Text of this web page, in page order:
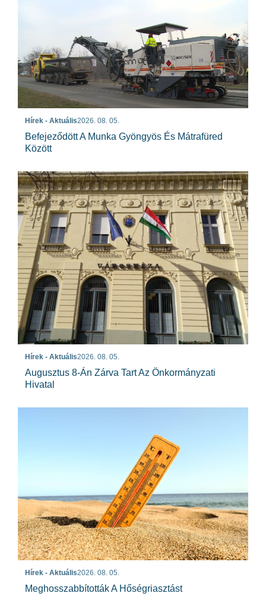
Hírek - Aktuális2026. 08. 05.
Befejeződött A Munka Gyöngyös És Mátrafüred
Között
Hírek - Aktuális2026. 08. 05.
Augusztus 8-Án Zárva Tart Az Önkormányzati
Hivatal
Hírek - Aktuális2026. 08. 05.
Meghosszabbították A Hőségriasztást